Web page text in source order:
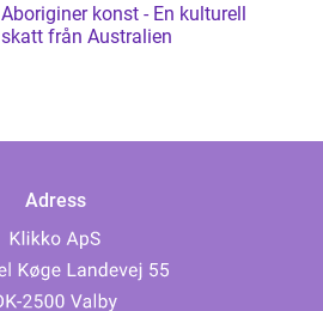
Aboriginer konst - En kulturell
skatt från Australien
Adress